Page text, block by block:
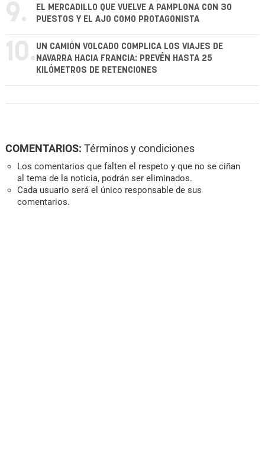
9.
EL MERCADILLO QUE VUELVE A PAMPLONA CON 30
PUESTOS Y EL AJO COMO PROTAGONISTA
10. UN CAMIÓN VOLCADO COMPLICA LOS VIAJES DE
NAVARRA HACIA FRANCIA: PREVÉN HASTA 25
KILÓMETROS DE RETENCIONES
COMENTARIOS: Términos y condiciones
Los comentarios que falten el respeto y que no se ciñan
al tema de la noticia, podrán ser eliminados.
Cada usuario será el único responsable de sus
comentarios.